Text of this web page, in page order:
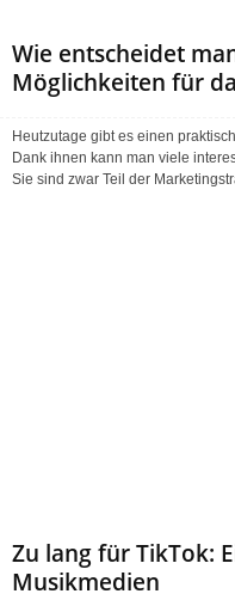
Wie entscheidet
Möglichkeiten für
Heutzutage gibt es einen
Dank ihnen kann man viele
Sie sind zwar Teil der
Zu lang für TikTok:
Musikmedien